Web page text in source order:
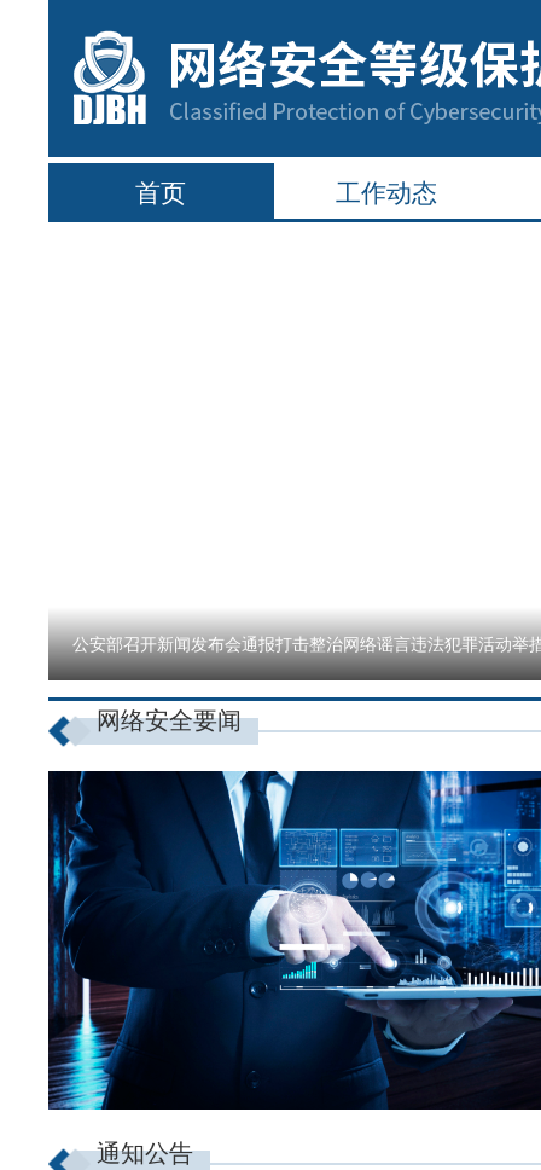
首页 工作动态
公安部召开新闻发布会通报打击整治网络谣言违法犯罪活动举
网络安全要闻
通知公告